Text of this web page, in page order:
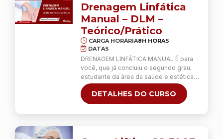
costas, celulites, cicatriz …Continua
Drenagem Linfática
Manual – DLM –
Teórico/Prático
CARGA HORÁRIA8H HORAS
DATAS
DRENAGEM LINFÁTICA MANUAL É para
você, que já concluiu o segundo grau,
estudante da área da saúde e estética,
que deseja enriquecer o seu currículo e
ampliar seus conhecimentos sobre esta
técnica. Terapia essencial no rol de
profissionais que desejam atuar na área
DETALHES DO CURSO